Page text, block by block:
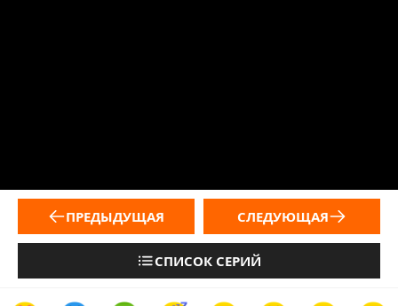
ПРЕДЫДУЩАЯ
СПИСОК СЕРИЙ
СЛЕДУЮЩАЯ